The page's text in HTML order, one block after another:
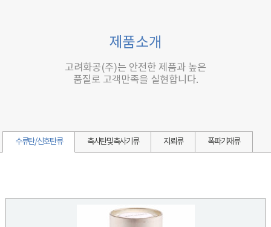
제품소개
고려화공(주)는 안전한 제품과 높은
품질로 고객만족을 실현합니다.
수류탄/신호탄류 축사탄및축사기류 지뢰류 폭파기재류